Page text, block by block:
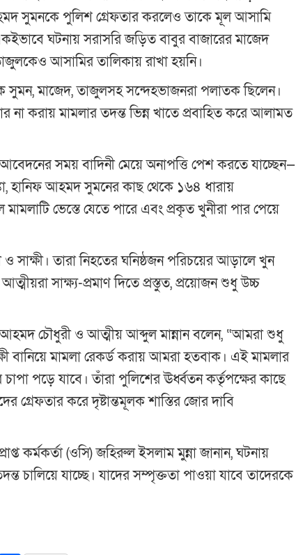
সুমনকে পুলিশ গ্রেফতার করলেও তাকে মূল আসামি
ঘটনায় সরাসরি জড়িত বাবুর বাজারের মাজেদ
আসামির তালিকায় রাখা হয়নি।
সুমন, মাজেদ, তাজুলসহ সন্দেহভাজনরা পলাতক ছিলেন।
না করায় মামলার তদন্ত ভিন্ন খাতে প্রবাহিত করে আলামত
সময় বাদিনী মেয়ে অনাপত্তি পেশ করতে যাচ্ছেন—
হানিফ আহমদ সুমনের কাছ থেকে ১৬৪ ধারায়
ভেস্তে যেতে পারে এবং প্রকৃত খুনীরা পার পেয়ে
ও সাক্ষী। তারা নিহতের ঘনিষ্ঠজন পরিচয়ের আড়ালে খুন
সাক্ষ্য-প্রমাণ দিতে প্রস্তুত, প্রয়োজন শুধু উচ্চ
আহমদ চৌধুরী ও আত্মীয় আব্দুল মান্নান বলেন, “আমরা শুধু
বানিয়ে মামলা রেকর্ড করায় আমরা হতবাক। এই মামলার
পড়ে যাবে। তাঁরা পুলিশের ঊর্ধ্বতন কর্তৃপক্ষের কাছে
গ্রেফতার করে দৃষ্টান্তমূলক শাস্তির জোর দাবি
কর্মকর্তা (ওসি) জহিরুল ইসলাম মুন্না জানান, ঘটনায়
যাচ্ছে। যাদের সম্পৃক্ততা পাওয়া যাবে তাদেরকে